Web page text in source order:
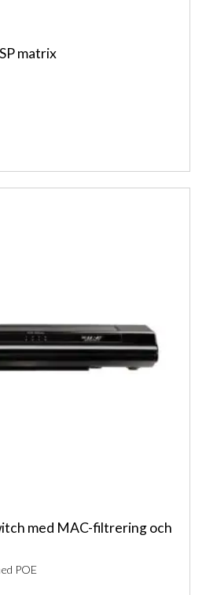
matrix
med MAC-filtrering och
POE